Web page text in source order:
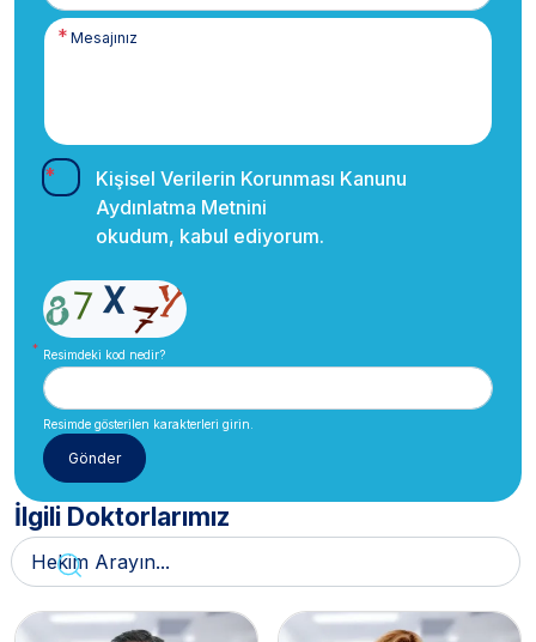
Kişisel Verilerin Korunması Kanunu
Aydınlatma Metnini
okudum, kabul ediyorum.
Resimdeki kod nedir?
Resimde gösterilen karakterleri girin.
İlgili Doktorlarımız